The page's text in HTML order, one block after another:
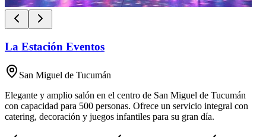
La Estación Eventos
San Miguel de Tucumán
Elegante y amplio salón en el centro de San Miguel de Tucumán
con capacidad para 500 personas. Ofrece un servicio integral con
catering, decoración y juegos infantiles para su gran día.